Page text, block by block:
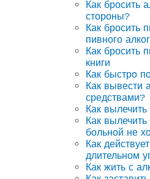
Как бросить
стороны?
Как бросить
пивного
Как бросить
книги
Как быстро
Как вывести
средствами?
Как вылечить
Как
больной не
Как
длительном
Как жить с